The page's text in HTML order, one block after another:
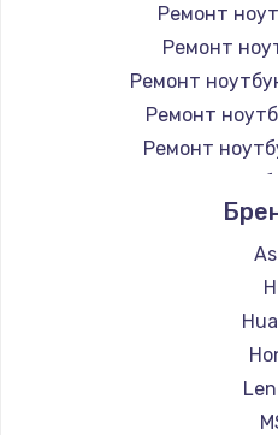
Ремонт
Ремонт
Ремонт
Ремонт
Ремонт
Ремонт
Ремонт
Ремонт
Ремонт
Ремонт
Ремонт
Ремонт
Ремонт